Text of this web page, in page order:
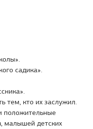
садика».
тем, кто их заслужил.
положительные
малышей детских